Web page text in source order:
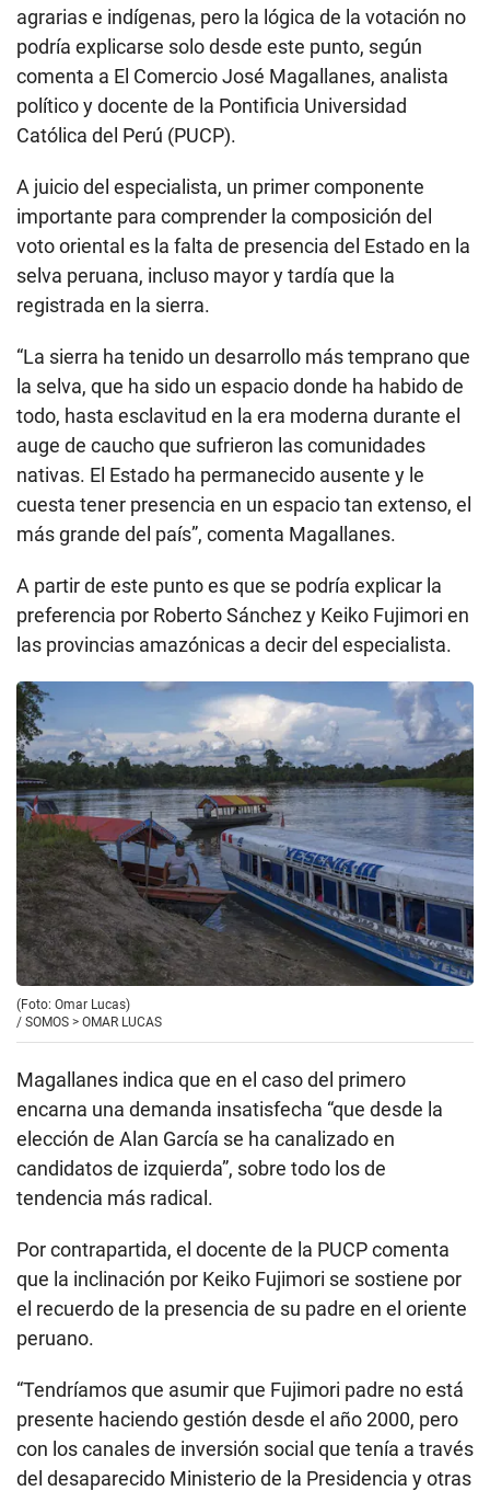
agrarias e indígenas, pero la lógica de la votación no
podría explicarse solo desde este punto, según
comenta a El Comercio José Magallanes, analista
político y docente de la Pontificia Universidad
Católica del Perú (PUCP).
A juicio del especialista, un primer componente
importante para comprender la composición del
voto oriental es la falta de presencia del Estado en la
selva peruana, incluso mayor y tardía que la
registrada en la sierra.
“La sierra ha tenido un desarrollo más temprano que
la selva, que ha sido un espacio donde ha habido de
todo, hasta esclavitud en la era moderna durante el
auge de caucho que sufrieron las comunidades
nativas. El Estado ha permanecido ausente y le
cuesta tener presencia en un espacio tan extenso, el
más grande del país”, comenta Magallanes.
A partir de este punto es que se podría explicar la
preferencia por Roberto Sánchez y Keiko Fujimori en
las provincias amazónicas a decir del especialista.
(Foto: Omar Lucas)
/ SOMOS > OMAR LUCAS
Magallanes indica que en el caso del primero
encarna una demanda insatisfecha “que desde la
elección de Alan García se ha canalizado en
candidatos de izquierda”, sobre todo los de
tendencia más radical.
Por contrapartida, el docente de la PUCP comenta
que la inclinación por Keiko Fujimori se sostiene por
el recuerdo de la presencia de su padre en el oriente
peruano.
“Tendríamos que asumir que Fujimori padre no está
presente haciendo gestión desde el año 2000, pero
con los canales de inversión social que tenía a través
del desaparecido Ministerio de la Presidencia y otras